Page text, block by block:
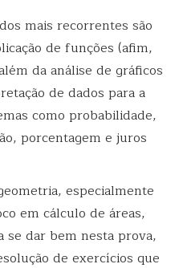
mais recorrentes são
de funções (afim,
da análise de gráficos
de dados para a
como probabilidade,
porcentagem e juros
especialmente
em cálculo de áreas,
se dar bem nesta prova,
de exercícios que